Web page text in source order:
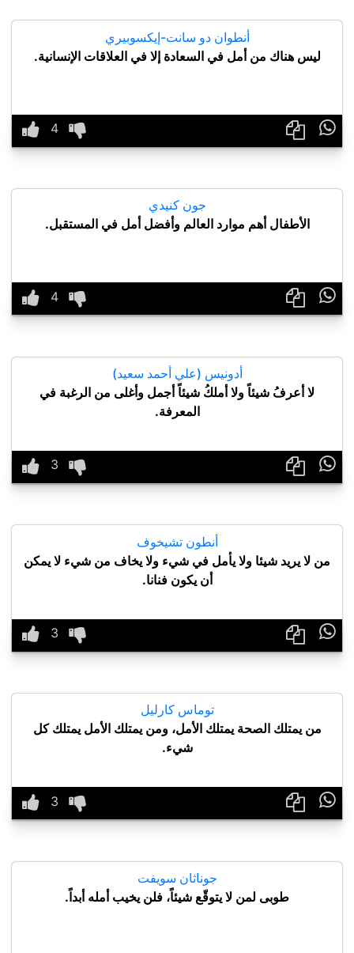
أنطوان دو سانت-إيكسوبيري
ليس هناك من أمل في السعادة إلا في العلاقات الإنسانية.

جون كنيدي
الأطفال أهم موارد العالم وأفضل أمل في المستقبل.

أدونيس (علي أحمد سعيد)
لا أعرفُ شيئاً ولا أملكُ شيئاً أجمل وأغلى من الرغبة في
المعرفة.

أنطون تشيخوف
من لا يريد شيئا ولا يأمل في شيء ولا يخاف من شيء لا يمكن
أن يكون فنانا.

توماس كارليل
من يمتلك الصحة يمتلك الأمل، ومن يمتلك الأمل يمتلك كل
شيء.

جوناثان سويفت
طوبى لمن لا يتوقّع شيئاً، فلن يخيب أمله أبداً.